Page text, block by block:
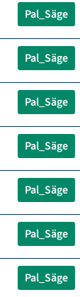
Pal_Säge
Pal_Säge
Pal_Säge
Pal_Säge
Pal_Säge
Pal_Säge
Pal_Säge